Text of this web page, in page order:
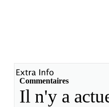
Commentaires
Il n'y a